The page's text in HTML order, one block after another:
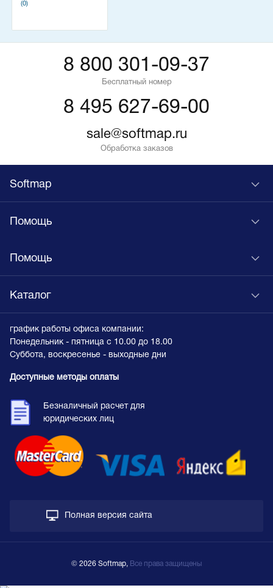
(0)
8 800 301-09-37
Бесплатный номер
8 495 627-69-00
sale@softmap.ru
Обработка заказов
Softmap
Помощь
Помощь
Каталог
график работы офиса компании:
Понедельник - пятница с 10.00 до 18.00
Суббота, воскресенье - выходные дни
Доступные методы оплаты
Безналичный расчет для
юридических лиц
Полная версия сайта
© 2026 Softmap, Все права защищены